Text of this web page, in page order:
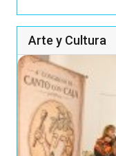
Arte y Cultura